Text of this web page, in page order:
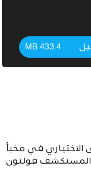
433.4 MB
الاختياري في مخبأ
المستكشف فولتون